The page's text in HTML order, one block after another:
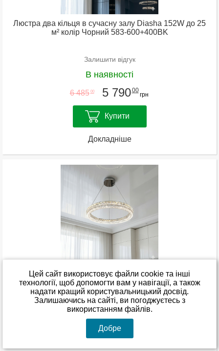
Люстра два кільця в сучасну залу Diasha 152W до 25
м² колір Чорний 583-600+400BK
Залишити відгук
В наявності
6 485 00 5 79000
грн
Купити
Докладніше
Кільцева світлодіодна люстра з регульованою
висотою Diasha 95W (до 20 кв.м), хром
MD6027/600HR
Залишити відгук
В наявності
00 3 51000
Цей сайт використовує файли cookie та інші
технології, щоб допомогти вам у навігації, а також
надати кращий користувальницький досвід.
Залишаючись на сайті, ви погоджуєтесь з
використанням файлів.
Добре